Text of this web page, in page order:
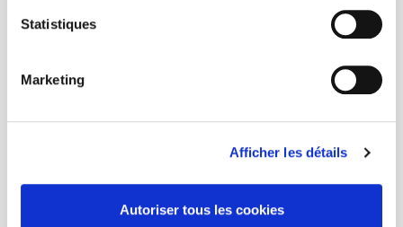
Statistiques
Marketing
Afficher les détails
Autoriser tous les cookies
FOREIGN RIGHTS
CONDITIONS OF SALE
La France et l'Union européenne